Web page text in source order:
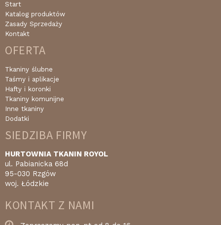
Start
Katalog produktów
Zasady Sprzedaży
Kontakt
OFERTA
Tkaniny ślubne
Taśmy i aplikacje
Hafty i koronki
Tkaniny komunijne
Inne tkaniny
Dodatki
SIEDZIBA FIRMY
HURTOWNIA TKANIN ROYOL
ul. Pabianicka 68d
95-030 Rzgów
woj. Łódzkie
KONTAKT Z NAMI